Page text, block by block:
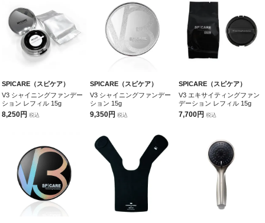
SPICARE（スピケア）
V3 シャイニングファンデー
ション レフィル 15g
8,250円 税込
SPICARE（スピケア）
V3 シャイニングファンデー
ション 15g
9,350円 税込
SPICARE（スピケア）
V3 エキサイティングファン
デーション レフィル 15g
7,700円 税込